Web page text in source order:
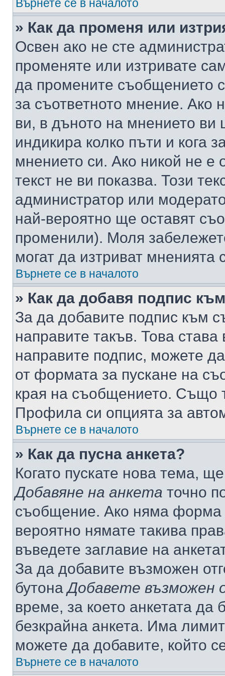
Върнете се в началото
» Как да променя или
Освен ако не сте
променяте или изтривате
да промените съобщението
за съответното мнение. Ако
ви, в дъното на мнението ви
индикира колко пъти и кога
мнението си. Ако никой не е
текст не ви показва. Този
администратор или
най-вероятно ще оставят
променили). Моля
могат да изтриват мненията
Върнете се в началото
» Как да добавя подпис
За да добавите подпис към
направите такъв. Това
направите подпис, можете
от формата за пускане на
края на съобщението. Също
Профила си опцията за
Върнете се в началото
» Как да пусна анкета?
Когато пускате нова тема,
Добавяне на анкета точно
съобщение. Ако няма форма
вероятно нямате такива
въведете заглавие на
За да добавите възможен
бутонаДобавете възможен
време, за което анкетата да
безкрайна анкета. Има
можете да добавите, който
Върнете се в началото